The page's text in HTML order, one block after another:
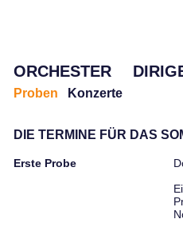
ORCHESTER
Proben Konzerte
DIE TERMINE FÜR DAS
Erste Probe